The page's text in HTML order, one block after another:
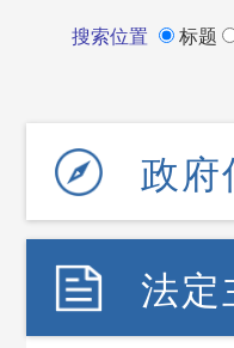
搜索位置 标题
政府
法定